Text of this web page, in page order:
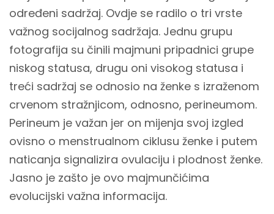
određeni sadržaj. Ovdje se radilo o tri vrste
važnog socijalnog sadržaja. Jednu grupu
fotografija su činili majmuni pripadnici grupe
niskog statusa, drugu oni visokog statusa i
treći sadržaj se odnosio na ženke s izraženom
crvenom stražnjicom, odnosno, perineumom.
Perineum je važan jer on mijenja svoj izgled
ovisno o menstrualnom ciklusu ženke i putem
naticanja signalizira ovulaciju i plodnost ženke.
Jasno je zašto je ovo majmunčićima
evolucijski važna informacija.